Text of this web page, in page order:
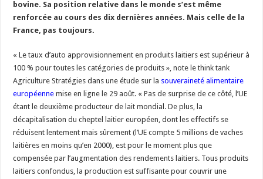
Un été fructueux pour Lactalis
bovine. Sa position relative dans le monde s’est même
renforcée au cours des dix dernières années. Mais celle de la
France, pas toujours.
« Le taux d’auto approvisionnement en produits laitiers est supérieur à
100 % pour toutes les catégories de produits », note le think tank
Agriculture Stratégies dans une étude sur la souveraineté alimentaire
européenne mise en ligne le 29 août. « Pas de surprise de ce côté, l’UE
étant le deuxième producteur de lait mondial. De plus, la
décapitalisation du cheptel laitier européen, dont les effectifs se
réduisent lentement mais sûrement (l’UE compte 5 millions de vaches
laitières en moins qu’en 2000), est pour le moment plus que
compensée par l’augmentation des rendements laitiers. Tous produits
laitiers confondus, la production est suffisante pour couvrir une